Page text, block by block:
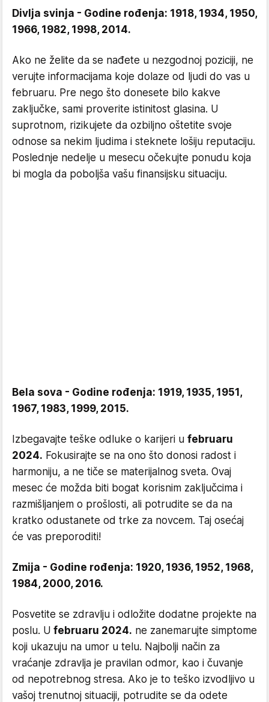
Divlja svinja - Godine rođenja: 1918, 1934, 1950,
1966, 1982, 1998, 2014.
Ako ne želite da se nađete u nezgodnoj poziciji, ne
verujte informacijama koje dolaze od ljudi do vas u
februaru. Pre nego što donesete bilo kakve
zaključke, sami proverite istinitost glasina. U
suprotnom, rizikujete da ozbiljno oštetite svoje
odnose sa nekim ljudima i steknete lošiju reputaciju.
Poslednje nedelje u mesecu očekujte ponudu koja
bi mogla da poboljša vašu finansijsku situaciju.
Bela sova - Godine rođenja: 1919, 1935, 1951,
1967, 1983, 1999, 2015.
Izbegavajte teške odluke o karijeri u februaru
2024. Fokusirajte se na ono što donosi radost i
harmoniju, a ne tiče se materijalnog sveta. Ovaj
mesec će možda biti bogat korisnim zaključcima i
razmišljanjem o prošlosti, ali potrudite se da na
kratko odustanete od trke za novcem. Taj osećaj
će vas preporoditi!
Zmija - Godine rođenja: 1920, 1936, 1952, 1968,
1984, 2000, 2016.
Posvetite se zdravlju i odložite dodatne projekte na
poslu. U februaru 2024. ne zanemarujte simptome
koji ukazuju na umor u telu. Najbolji način za
vraćanje zdravlja je pravilan odmor, kao i čuvanje
od nepotrebnog stresa. Ako je to teško izvodljivo u
vašoj trenutnoj situaciji, potrudite se da odete